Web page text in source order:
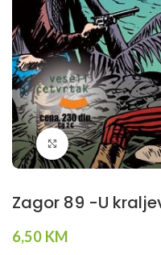
Klikni da povečaš
Zagor 89 -U
6,50 KM